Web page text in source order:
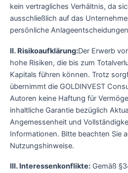
kein vertragliches Verhältnis, da
ausschließlich auf das
persönliche
II. Risikoaufklärung:Der Erwerb
hohe Risiken, die bis zum
Kapitals führen können. Trotz
übernimmt die GOLDINVEST
Autoren keine Haftung für
inhaltliche Garantie bezüglich
Angemessenheit und
Informationen. Bitte beachten Sie
Nutzungshinweise.
III. Interessenkonflikte: Gemäß